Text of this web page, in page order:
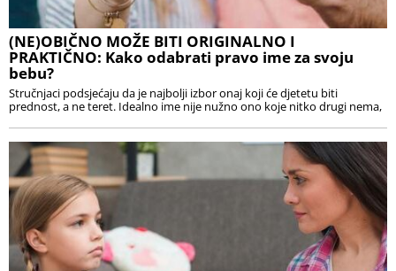
(NE)OBIČNO MOŽE BITI ORIGINALNO I
PRAKTIČNO: Kako odabrati pravo ime za svoju
bebu?
Stručnjaci podsjećaju da je najbolji izbor onaj koji će djetetu biti
prednost, a ne teret. Idealno ime nije nužno ono koje nitko drugi nema,